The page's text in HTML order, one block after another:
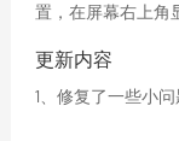
置，在屏幕右上角
更新内容
1、修复了一些小问